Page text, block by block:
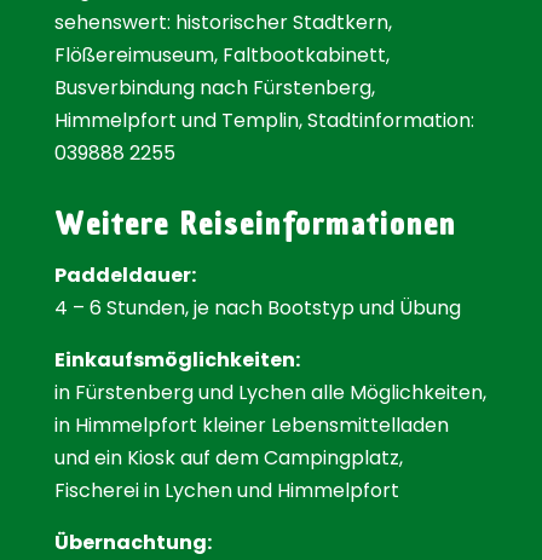
sehenswert: historischer Stadtkern,
Flößereimuseum, Faltbootkabinett,
Busverbindung nach Fürstenberg,
Himmelpfort und Templin, Stadtinformation:
039888 2255
Weitere Reiseinformationen
Paddeldauer:
4 – 6 Stunden, je nach Bootstyp und Übung
Einkaufsmöglichkeiten:
in Fürstenberg und Lychen alle Möglichkeiten,
in Himmelpfort kleiner Lebensmittelladen
und ein Kiosk auf dem Campingplatz,
Fischerei in Lychen und Himmelpfort
Übernachtung: